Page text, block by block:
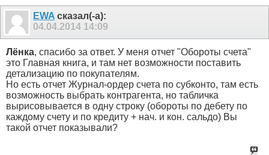
EWA сказал(-а):
04.04.2014 14:09
Лёнка, спасибо за ответ. У меня отчет "Обороты счета"
это Главная книга, и там нет возможности поставить
детализацию по покупателям.
Но есть отчет Журнал-ордер счета по субконто, там есть
возможность выбрать контрагента, но табличка
вырисовывается в одну строку (обороты по дебету по
каждому счету и по кредиту + нач. и кон. сальдо) Вы
такой отчет показывали?